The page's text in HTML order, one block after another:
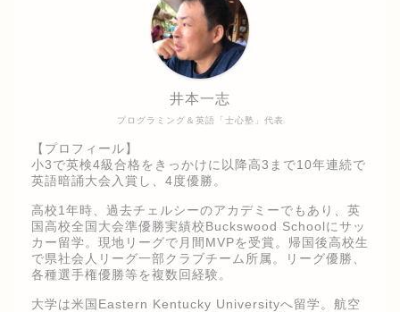
プログラミング＆英語「士心塾」代表
井本一志
【プロフィール】
小3で英検4級合格をきっかけに以降高3まで10年連続で
英語暗誦大会入賞し、4度優勝。
高校1年時、過去チェルシーのアカデミーでもあり、英
国高校全国大会準優勝実績校Buckswood Schoolにサッ
カー留学。現地リーグで月間MVPを受賞。帰国後高校生
で県社会人リーグ一部クラブチーム所属。リーグ優勝、
各種選手権優勝等を複数回経験。
大学は米国Eastern Kentucky Universityへ留学。航空